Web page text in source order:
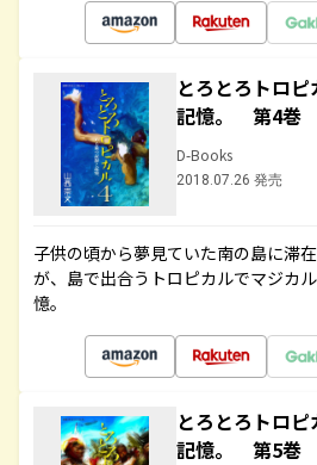
とろとろトロ
記憶。 第4巻
D-Books
2018.07.26 発売
子供の頃から夢見ていた南の島に滞
が、島で出合うトロピカルでマジカ
憶。
とろとろトロ
記憶。 第5巻